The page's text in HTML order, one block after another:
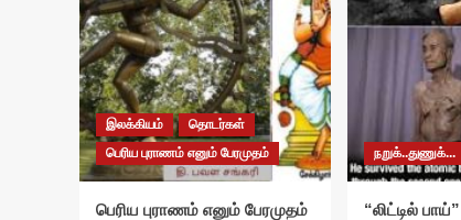
இலக்கியம்
தொடர்கள்
பெரிய புராணம் எனும் பேரமுதம்
பெரிய புராணம் எனும் பேரமுதம்
நறுக்..துணுக்...
“லிட்டில்